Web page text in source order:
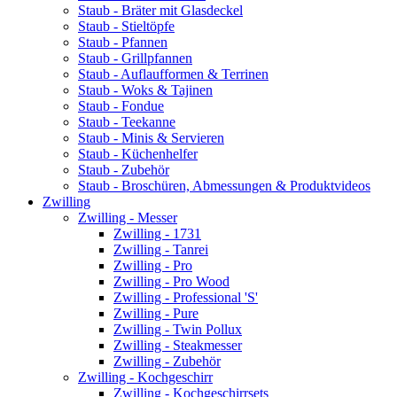
Staub - Bräter mit Glasdeckel
Staub - Stieltöpfe
Staub - Pfannen
Staub - Grillpfannen
Staub - Auflaufformen & Terrinen
Staub - Woks & Tajinen
Staub - Fondue
Staub - Teekanne
Staub - Minis & Servieren
Staub - Küchenhelfer
Staub - Zubehör
Staub - Broschüren, Abmessungen & Produktvideos
Zwilling
Zwilling - Messer
Zwilling - 1731
Zwilling - Tanrei
Zwilling - Pro
Zwilling - Pro Wood
Zwilling - Professional 'S'
Zwilling - Pure
Zwilling - Twin Pollux
Zwilling - Steakmesser
Zwilling - Zubehör
Zwilling - Kochgeschirr
Zwilling - Kochgeschirrsets